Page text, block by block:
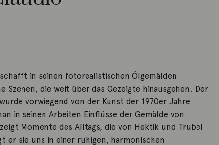
in seinen fotorealistischen Ölgemälden
Szenen, die weit über das Gezeigte hinausgehen. Der
vorwiegend von der Kunst der 1970er Jahre
in seinen Arbeiten Einflüsse der Gemälde von
Momente des Alltags, die von Hektik und Trubel
er sie uns in einer ruhigen, harmonischen